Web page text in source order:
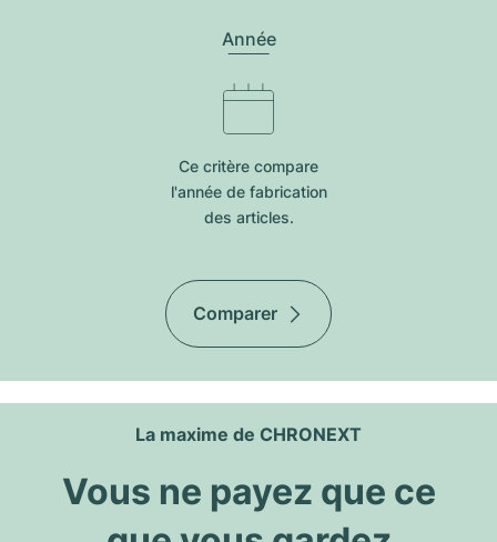
Année
Ce critère compare
l'année de fabrication
des articles.
Comparer
La maxime de CHRONEXT
Vous ne payez que ce